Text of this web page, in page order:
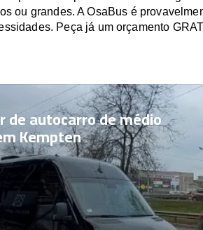
ou grandes. A OsaBus é
Peça já um orçamento
de autocarro de médio
Kempten